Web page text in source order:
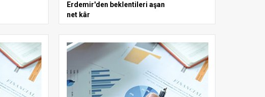
Erdemir'den beklentileri aşan
net kâr